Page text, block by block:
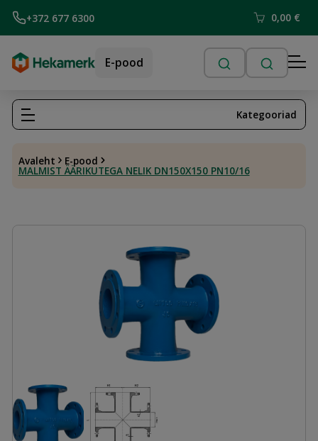
+372 677 6300 0,00 €
E-pood
Avaleht E-pood
MALMIST ÄÄRIKUTEGA NELIK DN150X150 PN10/16
Kategooriad